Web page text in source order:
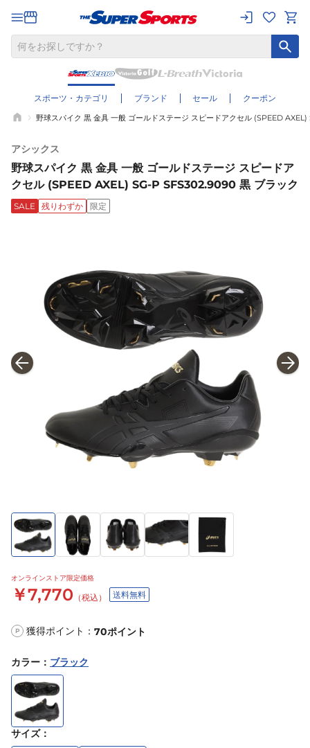
スポーツ・カテゴリ ブランド セール クーポン
野球スパイク 黒 金具 一般 ゴールドステージ スピードアクセル (SPEED
アシックス
野球スパイク 黒 金具 一般 ゴールドステージ スピードア
クセル (SPEED AXEL) SG-P SFS302.9090 黒 ブラック
SALE 残りわずか 限定
オンラインストア限定価格
￥7,770 （税込） 送料無料
P 獲得ポイント： 70ポイント
カラー ： ブラック
サイズ：